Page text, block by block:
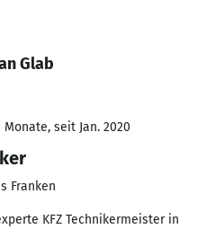
Glab
Monate, seit Jan. 2020
Franken
KFZ Technikermeister in